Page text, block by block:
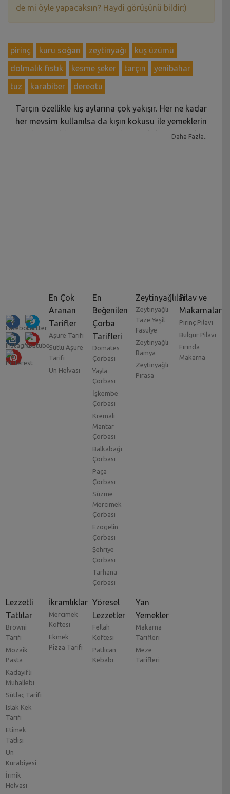
de mi öyle yapacaksın? Haydi görüşünü bildir:)
pirinç kuru soğan zeytinyağı
kuş üzümü
dolmalık fıstık
kesme şeker tarçın
yenibahar
tuz
karabiber dereotu
Tarçın özellikle kış aylarına çok yakışır. Her ne kadar
her mevsim kullanılsa da kışın kokusu ile yemeklerin
içinde yer aldığında insanı daha çok kendine çeker.
Daha Fazla..
En Çok
Aranan
Tarifler
Aşure Tarifi
Sütlü Aşure
Tarifi
Un Helvası
En
Beğenilen
Çorba
Tarifleri
Domates
Çorbası
Yayla
Çorbası
İşkembe
Çorbası
Kremalı
Mantar
Çorbası
Balkabağı
Çorbası
Paça
Çorbası
Süzme
Mercimek
Çorbası
Ezogelin
Çorbası
Şehriye
Çorbası
Tarhana
Çorbası
Zeytinyağlılar
Zeytinyağlı
Taze Yeşil
Fasulye
Zeytinyağlı
Bamya
Zeytinyağlı
Pırasa
Pilav ve
Makarnalar
Pirinç Pilavı
Bulgur Pilavı
Fırında
Makarna
Lezzetli
Tatlılar
Browni
Tarifi
Mozaik
Pasta
Kadayıflı
Muhallebi
Sütlaç Tarifi
Islak Kek
Tarifi
Etimek
Tatlısı
Un
Kurabiyesi
İrmik
Helvası
İkramlıklar
Mercimek
Köftesi
Ekmek
Pizza Tarifi
Yöresel
Lezzetler
Fellah
Köftesi
Patlıcan
Kebabı
Yan
Yemekler
Makarna
Tarifleri
Meze
Tarifleri